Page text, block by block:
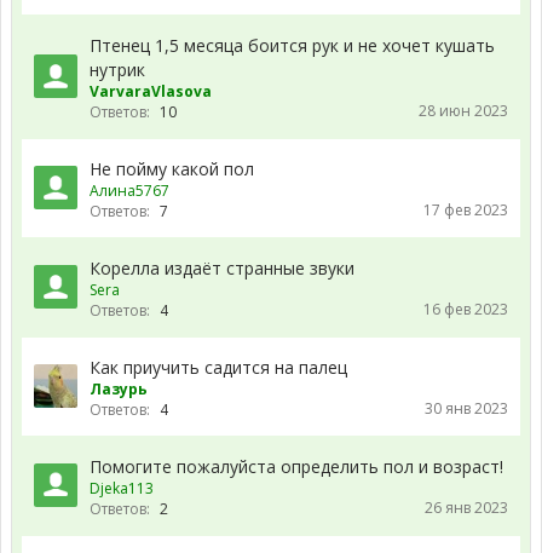
Птенец 1,5 месяца боится рук и не хочет кушать
нутрик
VarvaraVlasova
Ответов: 10 28 июн 2023
Не пойму какой пол
Алина5767
Ответов: 7 17 фев 2023
Корелла издаёт странные звуки
Sera
Ответов: 4 16 фев 2023
Как приучить садится на палец
Лазурь
Ответов: 4 30 янв 2023
Помогите пожалуйста определить пол и возраст!
Djeka113
Ответов: 2 26 янв 2023